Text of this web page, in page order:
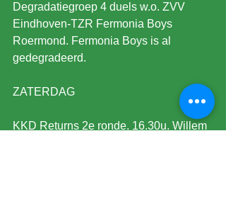
Degradatiegroep 4 duels w.o. ZVV
Eindhoven-TZR Fermonia Boys
Roermond. Fermonia Boys is al
gedegradeerd.
ZATERDAG
KKD Returns 2e ronde. 16.30u. Willem